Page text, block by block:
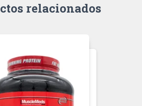
relacionados